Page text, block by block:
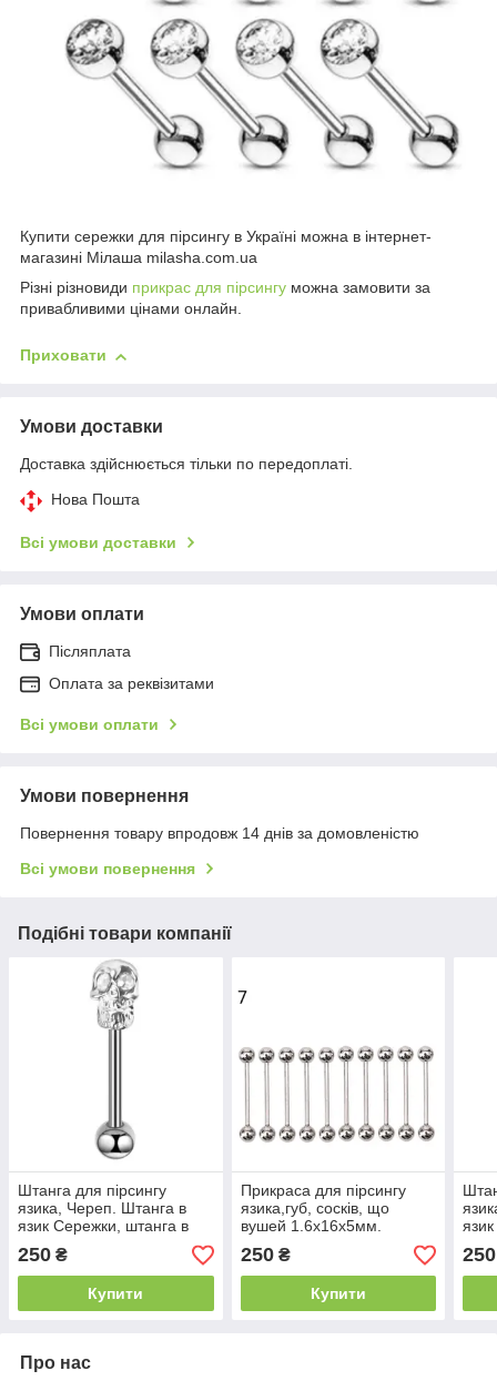
Купити сережки для пірсингу в Україні можна в інтернет-
магазині Мілаша milasha.com.ua
Різні різновиди прикрас для пірсингу можна замовити за
привабливими цінами онлайн.
Приховати
Умови доставки
Доставка здійснюється тільки по передоплаті.
Нова Пошта
Всі умови доставки
Умови оплати
Післяплата
Оплата за реквізитами
Всі умови оплати
Умови повернення
Повернення товару впродовж 14 днів за домовленістю
Всі умови повернення
Подібні товари компанії
Штанга для пірсингу
язика, Череп. Штанга в
язик Сережки, штанга в
сталь
250 ₴
Купити
Прикраса для пірсингу
язика,губ, сосків, що
вушей 1.6x16x5мм.
мед сталь
250₴
Купити
250
Про нас